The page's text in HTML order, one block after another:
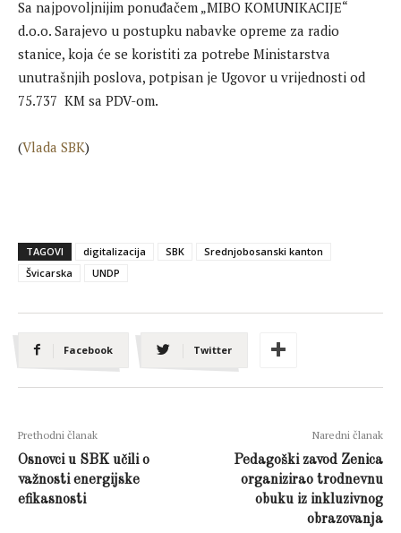
Sa najpovoljnijim ponuđačem „MIBO KOMUNIKACIJE“
d.o.o. Sarajevo u postupku nabavke opreme za radio
stanice, koja će se koristiti za potrebe Ministarstva
unutrašnjih poslova, potpisan je Ugovor u vrijednosti od
75.737 KM sa PDV-om.
(Vlada SBK)
TAGOVI digitalizacija SBK
Srednjobosanski kanton
Švicarska
UNDP
Facebook Twitter
Prethodni članak
Osnovci u SBK učili o
važnosti energijske
efikasnosti
Naredni članak
Pedagoški zavod Zenica
organizirao trodnevnu
obuku iz inkluzivnog
obrazovanja